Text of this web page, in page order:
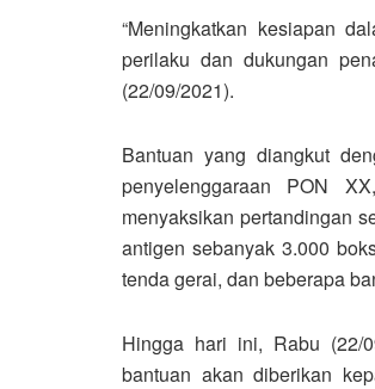
“Meningkatkan kesiapan
perilaku dan dukungan
(22/09/2021).
Bantuan yang diangkut
penyelenggaraan PON
menyaksikan pertandingan
antigen sebanyak 3.000
tenda gerai, dan beberapa
Hingga hari ini, Rabu (22/
bantuan akan diberikan